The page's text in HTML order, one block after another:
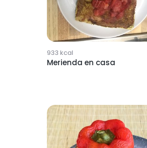
933 kcal
Merienda en casa